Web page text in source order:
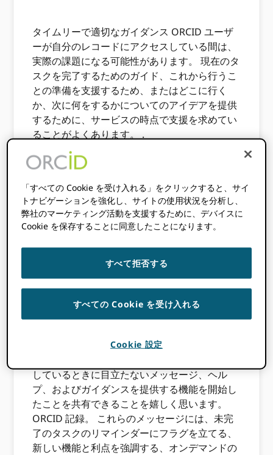
タイムリーで適切なガイダンス ORCID ユーザ
ーが自分のレコードにアクセスしている間は、
実際の課題になる可能性があります。 現在のタ
スクを完了するためのガイド、これから行うこ
との準備を支援するため、またはどこに行く
か、次に何をするかについてのアイデアを提供
するために、サービスの時点で支援を求めてい
ることがよくあります。 .
からの定期的なフィードバック ORCID コミュ
ニティ、特に私たちの新しいユーザーは、多く
の人が自分の新しい、空虚な環境に落とされた
ときに圧倒されたと感じていることを示唆して
います ORCID 記録し、自分たちで守るために
残しました。 このエクスペリエンスを改善しよ
うとするときの課題は、支援を必要としている
人には目立たないようにしながら、支援を必要
としている人には支援を提供する方法です。
ORCID ユーザーがレコードを
しているときに目立たないメッセージ、ヘル
プ、およびガイダンスを提供する機能を開始し
たことを共有できることを嬉しく思います。
ORCID 記録。 これらのメッセージには、未完
了のタスクのリマインダーにフラグを立てる、
新しい機能と利点を強調する、オンデマンドの
「すべての Cookie を受け入れる」をクリックすると、サイ
トナビゲーションを強化し、サイトの使用状況を分析し、
弊社のマーケティング活動を支援するために、デバイスに
Cookie を保存することに同意したことになります。
すべて拒否する
すべての Cookie を受け入れる
Cookie 設定